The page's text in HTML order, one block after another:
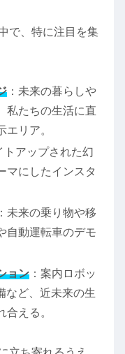
で、特に注目を集
：未来の暮らしや
私たちの生活に直
リア。
トアップされた幻
マにしたインスタ
：未来の乗り物や移
自動運転車のデモ
ョン ：案内ロボッ
など、近未来の生
える。